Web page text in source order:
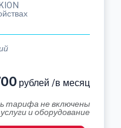
рублей /в месяц
тарифа не включены
и оборудование